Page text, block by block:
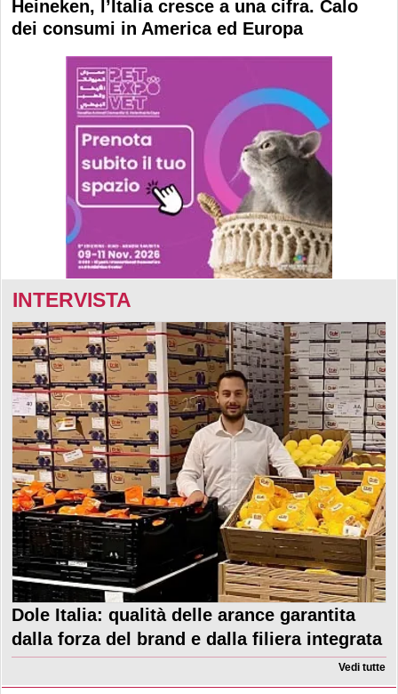
Heineken, l’Italia cresce a una cifra. Calo
dei consumi in America ed Europa
INTERVISTA
Dole Italia: qualità delle arance garantita
dalla forza del brand e dalla filiera integrata
Vedi tutte